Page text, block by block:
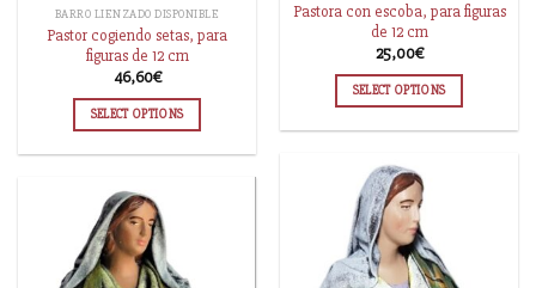
Pastora con escoba, para figuras
de 12 cm
25,00€
SELECT OPTIONS
BARRO LIENZADO DISPONIBLE
Pastor cogiendo setas, para
figuras de 12 cm
46,60€
SELECT OPTIONS